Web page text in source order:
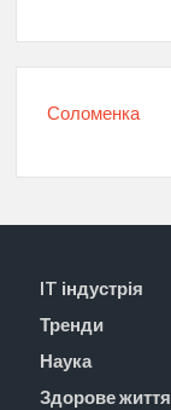
Соломенка
IT індустрія
Тренди
Наука
Здорове життя